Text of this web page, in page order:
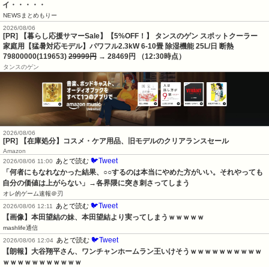
イ・・・・・
NEWSまとめもりー
2026/08/06
[PR] 【暮らし応援サマーSale】【5%OFF！】 タンスのゲン スポットクーラー
家庭用【猛暑対応モデル】パワフル2.3kW 6-10畳 除湿機能 25L/日 断熱
79800000(119653) 29999円 → 28469円 （12:30時点）
タンスのゲン
2026/08/06
[PR] 【在庫処分】コスメ・ケア用品、旧モデルのクリアランスセール
Amazon
2026/08/06 11:00
あとで読む 🐦Tweet
「何者にもなれなかった結果、○○するのは本当にやめた方がいい。それやっても
自分の価値は上がらない」→各界隈に突き刺さってしまう
オレ的ゲーム速報＠刃
2026/08/06 12:11
あとで読む 🐦Tweet
【画像】本田望結の妹、本田望結より実ってしまうｗｗｗｗｗ
mashlife通信
2026/08/06 12:04 あとで読む 🐦Tweet
【朗報】大谷翔平さん、ワンチャンホームラン王いけそうｗｗｗｗｗｗｗｗｗｗ
ｗｗｗｗｗｗｗｗｗｗｗ